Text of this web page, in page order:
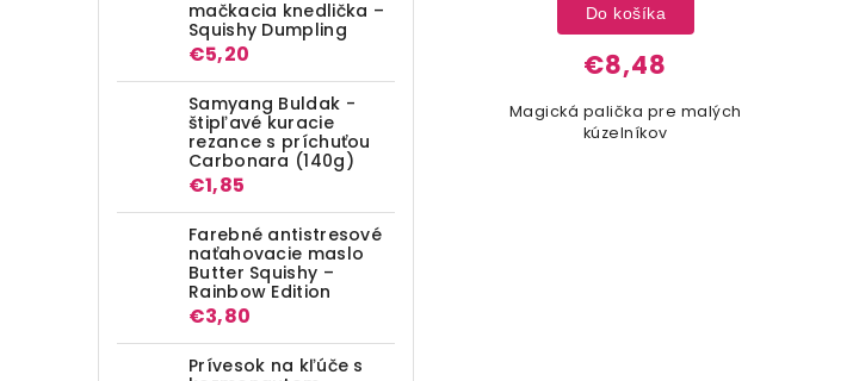
mačkacia knedlička –
Squishy Dumpling
€5,20
Samyang Buldak -
štipľavé kuracie
rezance s príchuťou
Carbonara (140g)
€1,85
Farebné antistresové
naťahovacie maslo
Butter Squishy –
Rainbow Edition
€3,80
Prívesok na kľúče s
€8,48
Do košíka
Magická palička pre malých
kúzelníkov